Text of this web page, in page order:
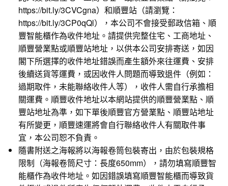
https://bit.ly/3CVCgna）和順豐站（請瀏覽：
https://bit.ly/3CP0qQl），本公司不會接受郵政信箱、順
豐智能櫃作為收件地址。請提供完整住宅、工商地址、
順豐營業點或順豐站地址，以供本公司安排寄送，如因
閣下所選擇的收件地址錯誤而產生額外來往運費、安排
後續送貨等運費，或因收件人問題而導致退件（例如：
過期取件，未能聯絡收件人等），收件人需自行承擔相
關運費。順豐收件地址以本網站提供的順豐營業點、順
豐站地址為準，如下單後順豐官方營業點、順豐站地址
有所變更，順豐速運將會自行聯絡收件人有關取件事
宜，本公司恕不負責。
隨書附送之海報將以海報卷筒包裝寄出，由於包裝規格
限制（海報卷筒尺寸：長度650mm），請勿填寫順豐智
能櫃作為收件地址。如因錯誤填寫順豐智能櫃而導致貨